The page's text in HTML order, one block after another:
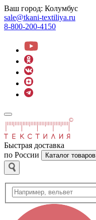
Ваш город: Колумбус
sale@tkani-textiliya.ru
8-800-200-4150
Быстрая доставка
по России
Каталог товаров